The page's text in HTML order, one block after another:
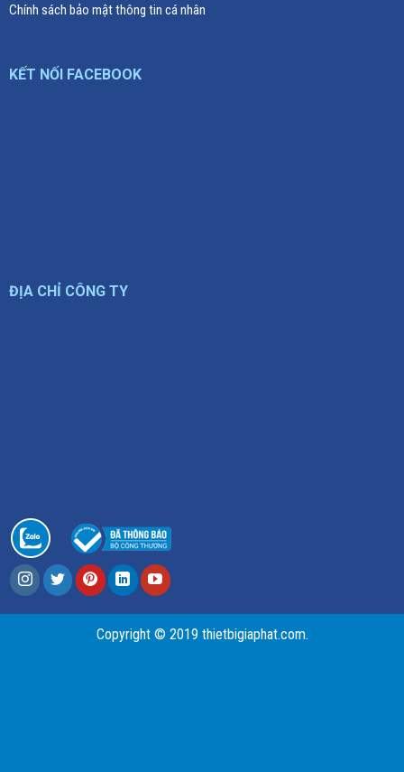
Chính sách bảo mật thông tin cá nhân
KẾT NỐI FACEBOOK
ĐỊA CHỈ CÔNG TY
Copyright © 2019 thietbigiaphat.com.